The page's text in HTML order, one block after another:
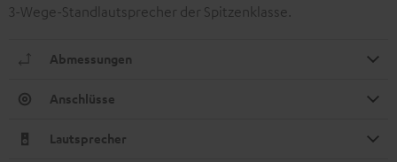
3-Wege-Standlautsprecher der Spitzenklasse.
Abmessungen
Anschlüsse
Lautsprecher